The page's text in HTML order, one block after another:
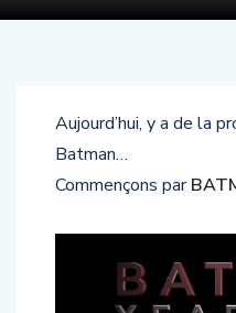
Aujourd’hui, y a de la
Batman…